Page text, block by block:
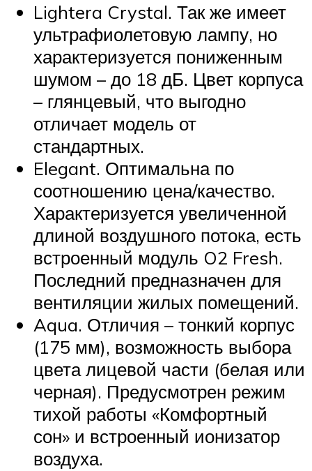
Lightera Crystal. Так же имеет
ультрафиолетовую лампу, но
характеризуется пониженным
шумом – до 18 дБ. Цвет корпуса
– глянцевый, что выгодно
отличает модель от
стандартных.
Elegant. Оптимальна по
соотношению цена/качество.
Характеризуется увеличенной
длиной воздушного потока, есть
встроенный модуль O2 Fresh.
Последний предназначен для
вентиляции жилых помещений.
Aqua. Отличия – тонкий корпус
(175 мм), возможность выбора
цвета лицевой части (белая или
черная). Предусмотрен режим
тихой работы «Комфортный
сон» и встроенный ионизатор
воздуха.